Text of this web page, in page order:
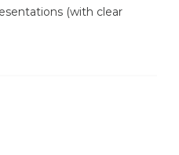
(with clear